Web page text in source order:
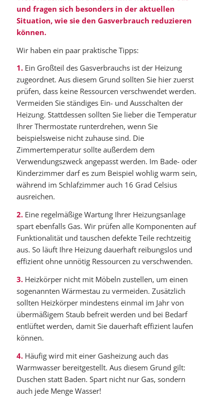
und fragen sich besonders in der aktuellen
Situation, wie sie den Gasverbrauch reduzieren
können.
Wir haben ein paar praktische Tipps:
1.Ein Großteil des Gasverbrauchs ist der Heizung
zugeordnet. Aus diesem Grund sollten Sie hier zuerst
prüfen, dass keine Ressourcen verschwendet werden.
Vermeiden Sie ständiges Ein- und Ausschalten der
Heizung. Stattdessen sollten Sie lieber die Temperatur
Ihrer Thermostate runterdrehen, wenn Sie
beispielsweise nicht zuhause sind. Die
Zimmertemperatur sollte außerdem dem
Verwendungszweck angepasst werden. Im Bade- oder
Kinderzimmer darf es zum Beispiel wohlig warm sein,
während im Schlafzimmer auch 16 Grad Celsius
ausreichen.
2. Eine regelmäßige Wartung Ihrer Heizungsanlage
spart ebenfalls Gas. Wir prüfen alle Komponenten auf
Funktionalität und tauschen defekte Teile rechtzeitig
aus. So läuft Ihre Heizung dauerhaft reibungslos und
effizient ohne unnötig Ressourcen zu verschwenden.
3.Heizkörper nicht mit Möbeln zustellen, um einen
sogenannten Wärmestau zu vermeiden. Zusätzlich
sollten Heizkörper mindestens einmal im Jahr von
übermäßigem Staub befreit werden und bei Bedarf
entlüftet werden, damit Sie dauerhaft effizient laufen
können.
4.Häufig wird mit einer Gasheizung auch das
Warmwasser bereitgestellt. Aus diesem Grund gilt:
Duschen statt Baden. Spart nicht nur Gas, sondern
auch jede Menge Wasser!